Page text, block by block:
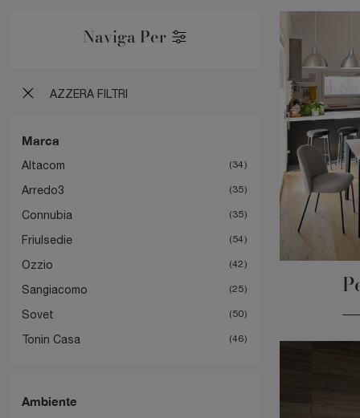
Naviga Per
AZZERA FILTRI
Marca
Altacom 34
Arredo3 35
Connubia 35
Friulsedie 54
Ozzio 42
Sangiacomo 25
Sovet 50
Tonin Casa 46
Ambiente